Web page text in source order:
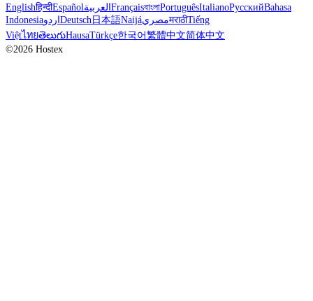
Englishहिन्दीEspañolالعربيةFrançaisবাংলাPortuguêsItalianoРусскийBahasa
IndonesiaاردوDeutsch日本語NaijáمصريमराठीTiếng
ViệtไทยతెలుగుHausaTürkçe한국어繁體中文简体中文
©2026 Hostex